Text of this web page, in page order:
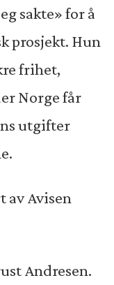
sakte» for å
prosjekt. Hun
frihet,
Norge får
utgifter
av Avisen
Andresen.